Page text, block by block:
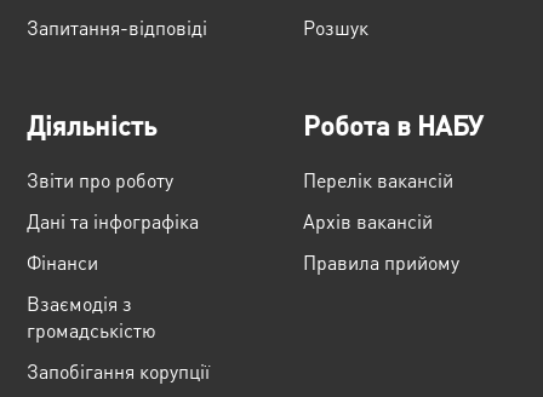
Запитання-відповіді
Розшук
Діяльність
Звіти про роботу
Дані та інфографіка
Фінанси
Взаємодія з
громадськістю
Запобігання корупції
Робота в НАБУ
Перелік вакансій
Архів вакансій
Правила прийому